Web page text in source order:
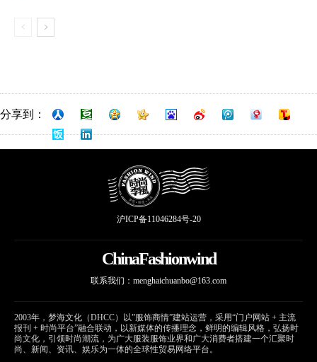
分享到：
沪ICP备11046284号-20
ChinaFashionwind
联系我们： menghaichuanbo@163.com
2003年，梦海文化（DHCC）以”服饰商情”建站运营，采用“门户网站 + 主流
报刊 + 时尚平台”融合联动，以新媒体的传播理念，鲜明的编辑风格，弘扬时
尚文化，引领时尚潮流，为广大服装服饰业界和广大消费者搭建一个汇聚时
尚、新闻、资讯、娱乐为一体的全球性贸易网络平台。